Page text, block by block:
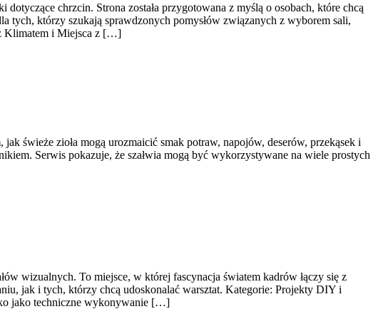
chrzcin. Strona została przygotowana z myślą o osobach, które chcą
tych, którzy szukają sprawdzonych pomysłów związanych z wyborem sali,
z Klimatem i Miejsca z […]
świeże zioła mogą urozmaicić smak potraw, napojów, deserów, przekąsek i
Serwis pokazuje, że szałwia mogą być wykorzystywane na wiele prostych
wizualnych. To miejsce, w której fascynacja światem kadrów łączy się z
jak i tych, którzy chcą udoskonalać warsztat. Kategorie: Projekty DIY i
jako techniczne wykonywanie […]